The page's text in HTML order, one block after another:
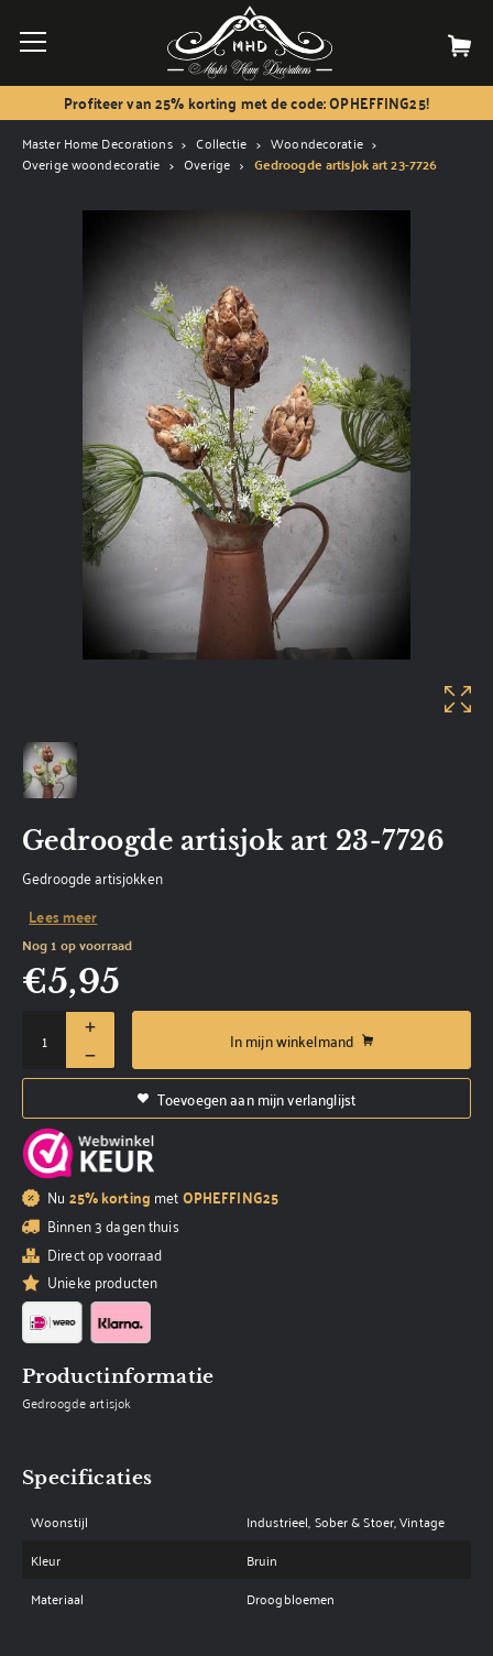
Profiteer van 25% korting met de code: OPHEFFING25!
Master Home Decorations Collectie
Woondecoratie
Overige woondecoratie
Overige Gedroogde artisjok art 23-7726
Gedroogde artisjok art 23-7726
Gedroogde artisjokken
Lees meer
Nog 1 op voorraad
€5,95
In mijn winkelmand
Toevoegen aan mijn verlanglijst
Nu 25% korting metOPHEFFING25
Binnen 3 dagen thuis
Direct op voorraad
Unieke producten
Productinformatie
Gedroogde artisjok
Specificaties
Woonstijl
Industrieel, Sober & Stoer, Vintage
Kleur
Bruin
Materiaal
Droogbloemen